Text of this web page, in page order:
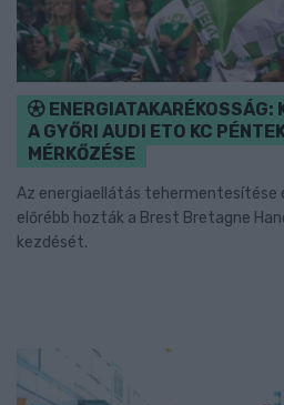
ENERGIATAKARÉKOSSÁG:
A GYŐRI AUDI ETO KC
MÉRKŐZÉSE
Az energiaellátás tehermentesítése
előrébb hozták a Brest Bretagne
kezdését.